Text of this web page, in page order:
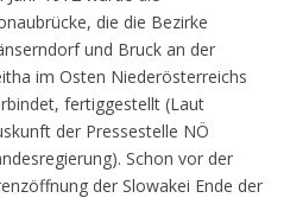
die die Bezirke
und Bruck an der
im Osten Niederösterreichs
fertiggestellt (Laut
der Pressestelle NÖ
Schon vor der
der Slowakei Ende der